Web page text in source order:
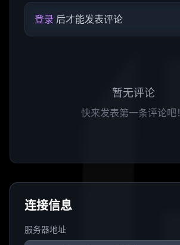
登录 后才能发表评论
暂无评论
快来发表第一条评论吧！
连接信息
服务器地址